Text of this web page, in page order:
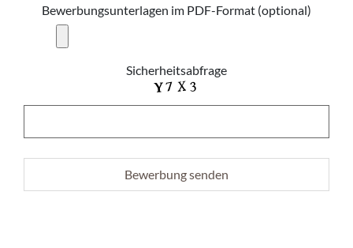
Bewerbungsunterlagen im PDF-Format (optional)
Sicherheitsabfrage